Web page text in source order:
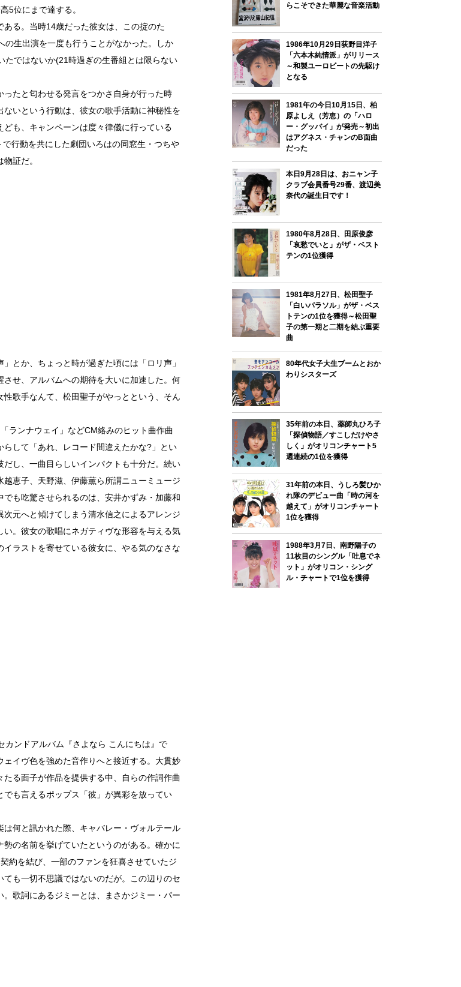
5位にまで達する。
る。当時14歳だった彼女は、この掟のた
生出演を一度も行うことがなかった。しか
たではないか(21時過ぎの生番組とは限らない
たと匂わせる発言をつかさ自身が行った時
いという行動は、彼女の歌手活動に神秘性を
も、キャンペーンは度々律儀に行っている
行動を共にした劇団いろはの同窓生・つちや
証だ。
とか、ちょっと時が過ぎた頃には「ロリ声」
せ、アルバムへの期待を大いに加速した。何
歌手なんて、松田聖子がやっとという、そん
ランナウェイ」などCM絡みのヒット曲作曲
して「あれ、レコード間違えたかな?」とい
し、一曲目らしいインパクトも十分だ。続い
恵子、天野滋、伊藤薫ら所謂ニューミュージ
も吃驚させられるのは、安井かずみ・加藤和
元へと傾けてしまう清水信之によるアレンジ
。彼女の歌唱にネガティヴな形容を与える気
ラストを寄せている彼女に、やる気のなさな
ンドアルバム『さよなら こんにちは』で
イヴ色を強めた音作りへと接近する。大貫妙
る面子が作品を提供する中、自らの作詞作曲
も言えるポップス「彼」が異彩を放ってい
何と訊かれた際、キャバレー・ヴォルテール
の名前を挙げていたというのがある。確かに
約を結び、一部のファンを狂喜させていたジ
も一切不思議ではないのだが。この辺りのセ
歌詞にあるジミーとは、まさかジミー・パー
らこそできた華麗な音楽活動
1986年10月29日荻野目洋子
「六本木純情派」がリリース
～和製ユーロビートの先駆け
となる
1981年の今日10月15日、柏
原よしえ（芳恵）の「ハロ
ー・グッバイ」が発売～初出
はアグネス・チャンのB面曲
だった
本日9月28日は、おニャン子
クラブ会員番号29番、渡辺美
奈代の誕生日です！
1980年8月28日、田原俊彦
「哀愁でいと」がザ・ベスト
テンの1位獲得
1981年8月27日、松田聖子
「白いパラソル」がザ・ベス
トテンの1位を獲得～松田聖
子の第一期と二期を結ぶ重要
曲
80年代女子大生ブームとおか
わりシスターズ
35年前の本日、薬師丸ひろ子
「探偵物語／すこしだけやさ
しく」がオリコンチャート5
週連続の1位を獲得
31年前の本日、うしろ髪ひか
れ隊のデビュー曲「時の河を
越えて」がオリコンチャート
1位を獲得
1988年3月7日、南野陽子の
11枚目のシングル「吐息でネ
ット」がオリコン・シング
ル・チャートで1位を獲得